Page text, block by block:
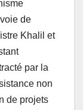
de
Khalil et
par la
non
de projets